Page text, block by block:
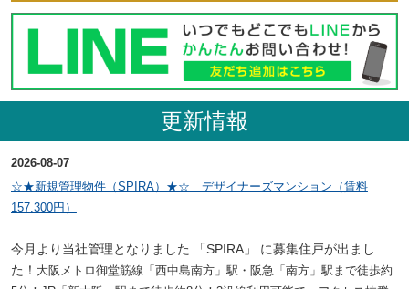
更新情報
2026-08-07
☆★新規管理物件（SPIRA）★☆ デザイナーズマンション（賃料
157,300円）
今月より当社管理となりました 「SPIRA」 に募集住戸が出まし
た！ 大阪メトロ御堂筋線「西中島南方」駅・阪急「南方」駅まで徒歩約